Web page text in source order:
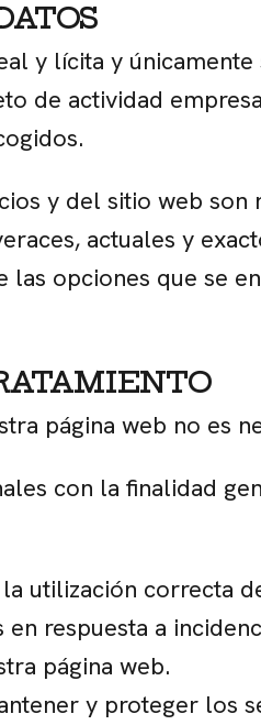
y lícita y
de actividad
y del sitio web
actuales y
opciones que se
página web no es
con la finalidad
utilización correcta
respuesta a
página web.
y proteger los